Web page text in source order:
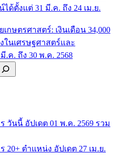
ด้ตั้งแต่ 31 มี.ค. ถึง 24 เม.ย.
ษตรศาสตร์: เงินเดือน 34,000
นเศรษฐศาสตร์และ
.ค. ถึง 30 พ.ค. 2568
วันนี้ อัปเดต 01 พ.ค. 2569 รวม
20+ ตำแหน่ง อัปเดต 27 เม.ย.